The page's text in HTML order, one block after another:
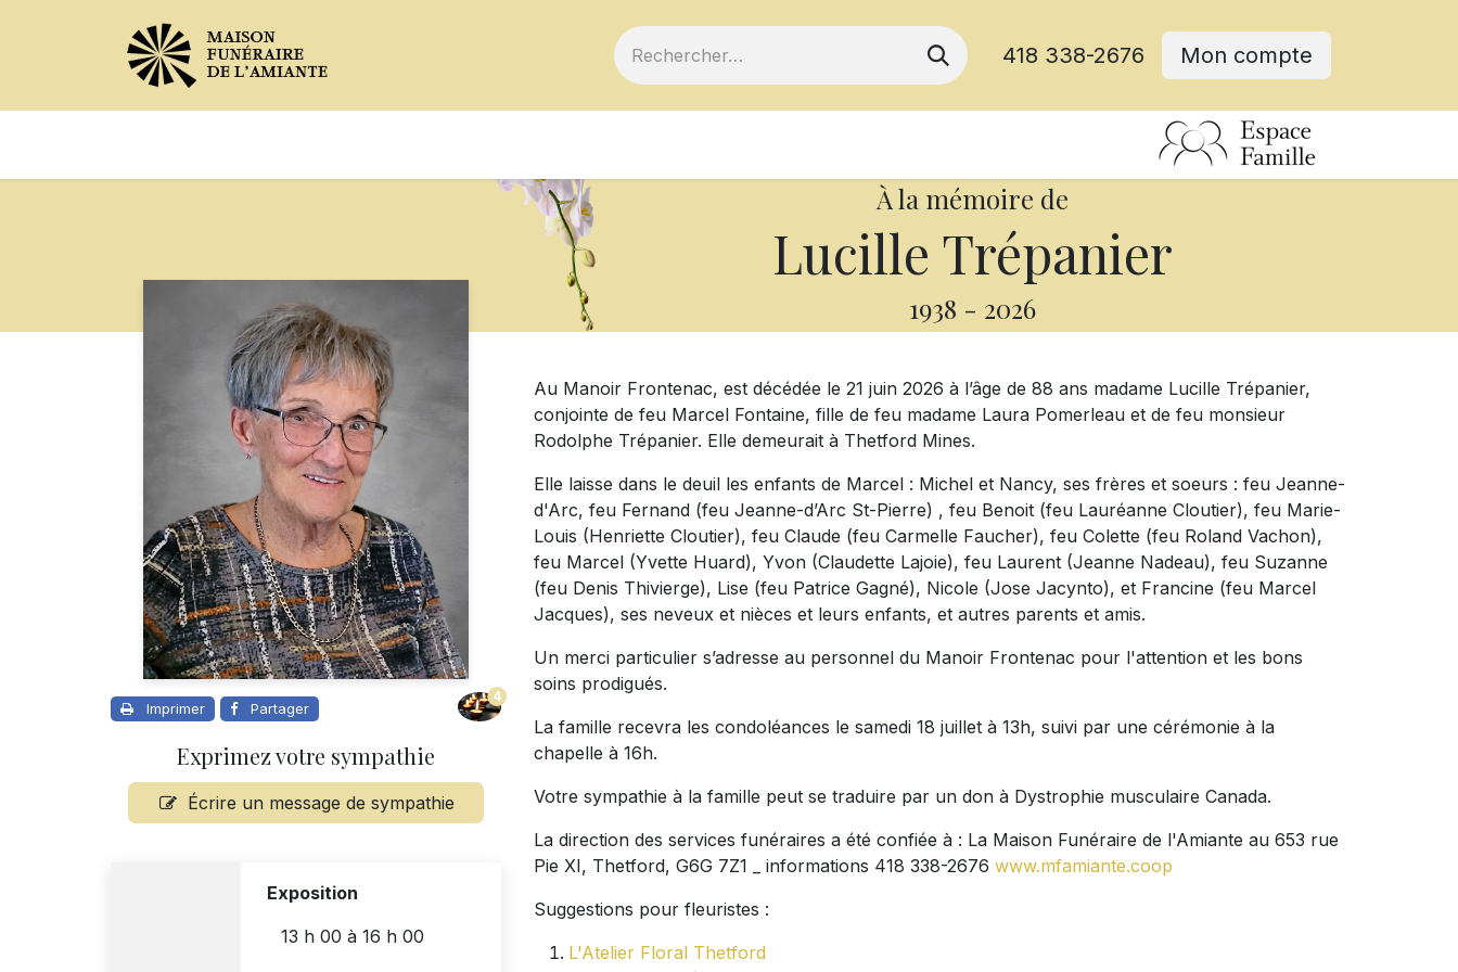
418 338-2676 Mon compte
À la mémoire de
Lucille Trépanier
1938 - 2026
Imprimer Partager
4
Exprimez votre sympathie
Écrire un message de sympathie
Exposition
13 h 00 à 16 h 00
Au Manoir Frontenac, est décédée le 21 juin 2026 à l’âge de 88 ans madame Lucille Trépanier,
conjointe de feu Marcel Fontaine, fille de feu madame Laura Pomerleau et de feu monsieur
Rodolphe Trépanier. Elle demeurait à Thetford Mines.
Elle laisse dans le deuil les enfants de Marcel : Michel et Nancy, ses frères et soeurs : feu Jeanne-
d'Arc, feu Fernand (feu Jeanne-d’Arc St-Pierre) , feu Benoit (feu Lauréanne Cloutier), feu Marie-
Louis (Henriette Cloutier), feu Claude (feu Carmelle Faucher), feu Colette (feu Roland Vachon),
feu Marcel (Yvette Huard), Yvon (Claudette Lajoie), feu Laurent (Jeanne Nadeau), feu Suzanne
(feu Denis Thivierge), Lise (feu Patrice Gagné), Nicole (Jose Jacynto), et Francine (feu Marcel
Jacques), ses neveux et nièces et leurs enfants, et autres parents et amis.
Un merci particulier s’adresse au personnel du Manoir Frontenac pour l'attention et les bons
soins prodigués.
La famille recevra les condoléances le samedi 18 juillet à 13h, suivi par une cérémonie à la
chapelle à 16h.
Votre sympathie à la famille peut se traduire par un don à Dystrophie musculaire Canada.
La direction des services funéraires a été confiée à : La Maison Funéraire de l'Amiante au 653 rue
Pie XI, Thetford, G6G 7Z1 _ informations 418 338-2676 www.mfamiante.coop
Suggestions pour fleuristes :
L'Atelier Floral Thetford